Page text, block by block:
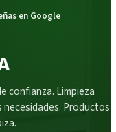
en Google
confianza. Limpieza
Productos